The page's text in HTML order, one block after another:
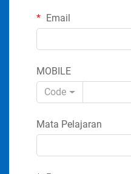
Email
MOBILE
Code
Mata Pelajaran